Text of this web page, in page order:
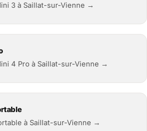
3 à Saillat-sur-Vienne →
4 Pro à Saillat-sur-Vienne →
à Saillat-sur-Vienne →